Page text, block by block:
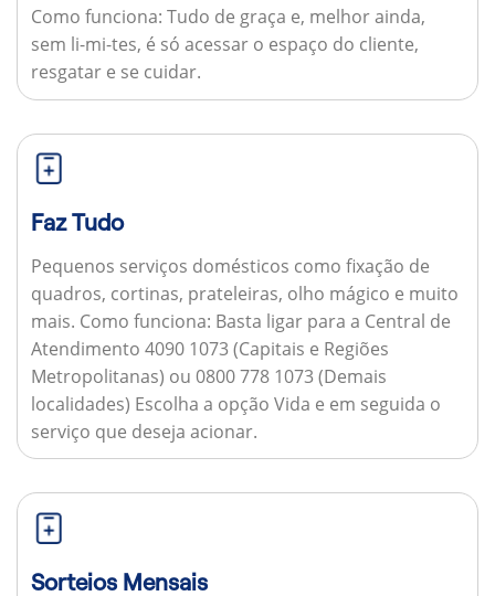
Como funciona: Tudo de graça e, melhor ainda,
sem li-mi-tes, é só acessar o espaço do cliente,
resgatar e se cuidar.
Faz Tudo
Pequenos serviços domésticos como fixação de
quadros, cortinas, prateleiras, olho mágico e muito
mais. Como funciona: Basta ligar para a Central de
Atendimento 4090 1073 (Capitais e Regiões
Metropolitanas) ou 0800 778 1073 (Demais
localidades) Escolha a opção Vida e em seguida o
serviço que deseja acionar.
Sorteios Mensais